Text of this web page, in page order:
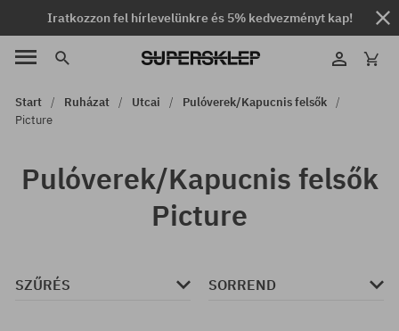
Iratkozzon fel hírlevelünkre és 5% kedvezményt kap!
Start Ruházat Utcai
Pulóverek/Kapucnis felsők
Picture
Pulóverek/Kapucnis felsők
Picture
SZŰRÉS SORREND